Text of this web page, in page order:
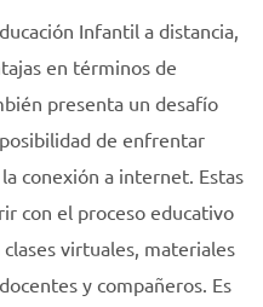
Infantil a distancia,
en términos de
presenta un desafío
de enfrentar
conexión a internet. Estas
con el proceso educativo
virtuales, materiales
y compañeros. Es